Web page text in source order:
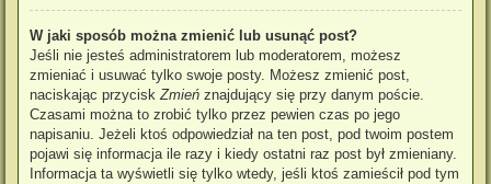
W jaki sposób można zmienić lub usunąć post?
Jeśli nie jesteś administratorem lub moderatorem, możesz
zmieniać i usuwać tylko swoje posty. Możesz zmienić post,
naciskając przyciskZmień znajdujący się przy danym poście.
Czasami można to zrobić tylko przez pewien czas po jego
napisaniu. Jeżeli ktoś odpowiedział na ten post, pod twoim postem
pojawi się informacja ile razy i kiedy ostatni raz post był zmieniany.
Informacja ta wyświetli się tylko wtedy, jeśli ktoś zamieścił pod tym